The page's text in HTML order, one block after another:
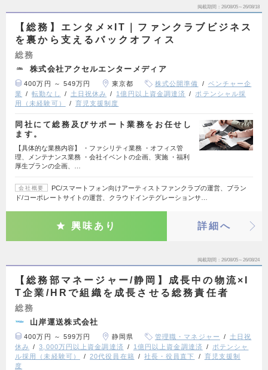
掲載期間 26/08/05～26/08/18
【総務】エンタメ×IT｜ファンクラブビジネス
を裏から支えるバックオフィス
総務
株式会社アクセルエンターメディア
400万円 ～ 549万円 東京都 株式公開準備
ベンチャー企
業
転勤なし 土日祝休み 1億円以上資金調達済
ポテンシャル採
用（未経験可）
育児支援制度
同社にて総務及びサポート業務をお任せし
ます。
【具体的な業務内容】 ・ファシリティ業務 ・オフィス管
理、メンテナンス業務 ・会社イベントの企画、実施 ・福利
厚生プランの企画、…
会社概要
PC/スマートフォン向けアーティストファンクラブの運営、ブラン
ド/コーポレートサイトの運営、クラウドインテグレーションサ…
興味あり 詳細へ
掲載期間 26/08/05～26/08/24
【総務部マネージャー/静岡】成長中の物流×I
T企業/HRで組織を成長させる総務責任者
総務
山岸運送株式会社
400万円 ～ 599万円 静岡県 管理職・マネジャー
土日祝
休み
3,000万円以上資金調達済 1億円以上資金調達済
ポテンシャ
ル採用（未経験可）
20代役員在籍 社長・役員直下
育児支援制
度